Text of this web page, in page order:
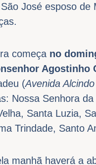
José esposo
começa no
Agostinho
(Avenida
Nossa Senhora
Santa Luzia,
Trindade, Santo
manhã haverá a